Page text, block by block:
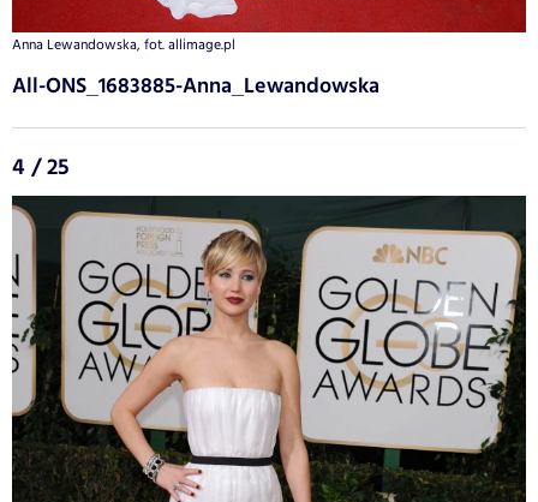
Anna Lewandowska, fot. allimage.pl
All-ONS_1683885-Anna_Lewandowska
4 / 25